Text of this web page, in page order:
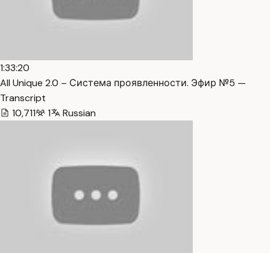
1:33:20
All Unique 2.0 – Система проявленности. Эфир №5 —
Transcript
10,711
1 Russian